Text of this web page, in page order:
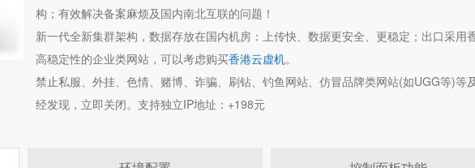
构；有效解决备案麻烦及国内南北互联的问题！
新一代全新集群架构，数据存放在国内机房：上传快、数据更安全、更稳定；出口采
高稳定性的企业类网站，可以考虑购买香港云虚机。
禁止私服、外挂、色情、赌博、诈骗、刷钻、钓鱼网站、仿冒品牌类网站(如UGG等)
经发现，立即关闭。支持独立IP地址：+198元